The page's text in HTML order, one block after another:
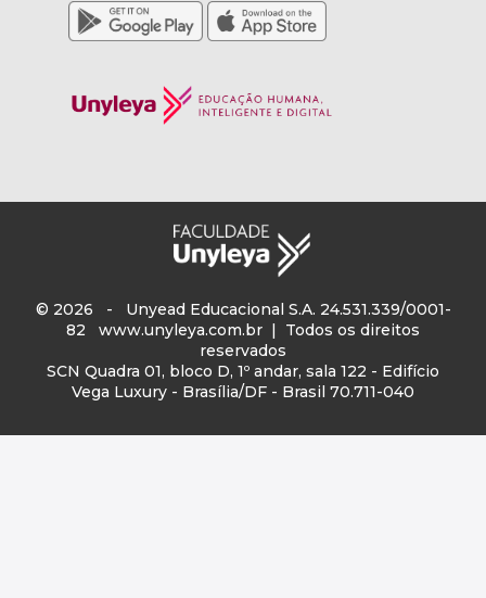
© 2026 - Unyead Educacional S.A. 24.531.339/0001-
82 www.unyleya.com.br | Todos os direitos
reservados
SCN Quadra 01, bloco D, 1º andar, sala 122 - Edifício
Vega Luxury - Brasília/DF - Brasil 70.711-040